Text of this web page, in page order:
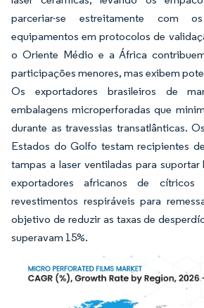
parceriar-se estreitamente com
equipamentos em protocolos de
o Oriente Médio e a África
participações menores, mas exibem
Os exportadores brasileiros de
embalagens microperforadas que
durante as travessias transatlânticas.
Estados do Golfo testam recipientes
tampas a laser ventiladas para
exportadores africanos de
revestimentos respiráveis para
objetivo de reduzir as taxas de
superavam 15%.